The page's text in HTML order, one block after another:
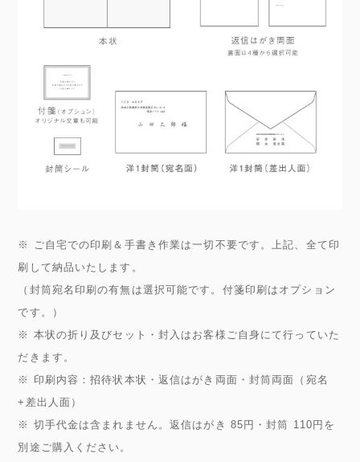
※ ご自宅での印刷＆手書き作業は一切不要です。上記、全て印
刷して納品いたします。
（封筒宛名印刷の有無は選択可能です。付箋印刷はオプション
です。）
※ 本状の折り及びセット・封入はお客様ご自身にて行っていた
だきます。
※ 印刷内容：招待状本状・返信はがき両面・封筒両面（宛名
+差出人面）
※ 切手代金は含まれません。返信はがき 85円・封筒 110円を
別途ご購入ください。